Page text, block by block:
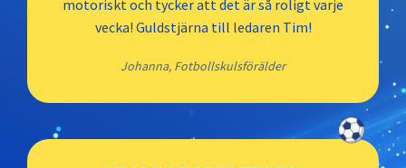
Varberg
motoriskt och tycker att det är så roligt varje
vecka! Guldstjärna till ledaren Tim!
Johanna, Fotbollskulsförälder